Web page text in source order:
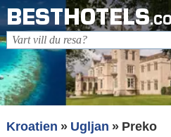
BESTHOTELS
Kroatien Ugljan
Preko